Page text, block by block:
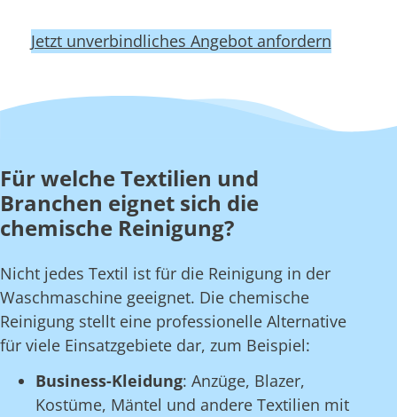
Jetzt unverbindliches Angebot anfordern
Für welche Textilien und
Branchen eignet sich die
chemische Reinigung?
Nicht jedes Textil ist für die Reinigung in der
Waschmaschine geeignet. Die chemische
Reinigung stellt eine professionelle Alternative
für viele Einsatzgebiete dar, zum Beispiel:
Business-Kleidung: Anzüge, Blazer,
Kostüme, Mäntel und andere Textilien mit